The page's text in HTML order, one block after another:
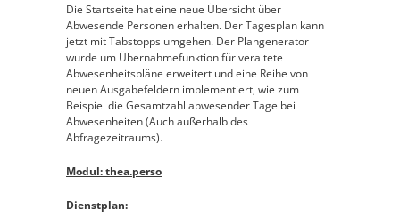
Die Startseite hat eine neue Übersicht über
Abwesende Personen erhalten. Der Tagesplan kann
jetzt mit Tabstopps umgehen. Der Plangenerator
wurde um Übernahmefunktion für veraltete
Abwesenheitspläne erweitert und eine Reihe von
neuen Ausgabefeldern implementiert, wie zum
Beispiel die Gesamtzahl abwesender Tage bei
Abwesenheiten (Auch außerhalb des
Abfragezeitraums).
Modul: thea.perso
Dienstplan: